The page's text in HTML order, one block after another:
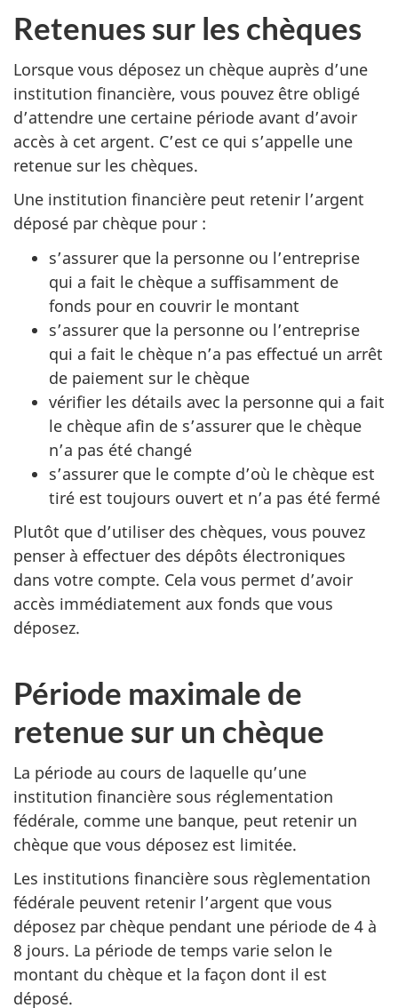
Retenues sur les chèques
Lorsque vous déposez un chèque auprès d’une
institution financière, vous pouvez être obligé
d’attendre une certaine période avant d’avoir
accès à cet argent. C’est ce qui s’appelle une
retenue sur les chèques.
Une institution financière peut retenir l’argent
déposé par chèque pour :
s’assurer que la personne ou l’entreprise
qui a fait le chèque a suffisamment de
fonds pour en couvrir le montant
s’assurer que la personne ou l’entreprise
qui a fait le chèque n’a pas effectué un arrêt
de paiement sur le chèque
vérifier les détails avec la personne qui a fait
le chèque afin de s’assurer que le chèque
n’a pas été changé
s’assurer que le compte d’où le chèque est
tiré est toujours ouvert et n’a pas été fermé
Plutôt que d’utiliser des chèques, vous pouvez
penser à effectuer des dépôts électroniques
dans votre compte. Cela vous permet d’avoir
accès immédiatement aux fonds que vous
déposez.
Période maximale de
retenue sur un chèque
La période au cours de laquelle qu’une
institution financière sous réglementation
fédérale, comme une banque, peut retenir un
chèque que vous déposez est limitée.
Les institutions financière sous règlementation
fédérale peuvent retenir l’argent que vous
déposez par chèque pendant une période de 4 à
8 jours. La période de temps varie selon le
montant du chèque et la façon dont il est
déposé.